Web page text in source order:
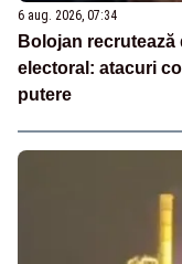
6 aug. 2026, 07:34
Bolojan
electoral: atacuri
putere